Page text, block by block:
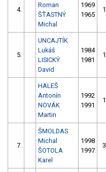
4.
Roman
ŠŤASTNÝ
Michal
1969
1965
1
5.
UNCAJTÍK
Lukáš
LISICKÝ
David
1984
1981
1
HALEŠ
Antonín
NOVÁK
Martin
1992
1991
1
7.
ŠMOLDAS
Michal
ŠOTOLA
Karel
1998
1997
3